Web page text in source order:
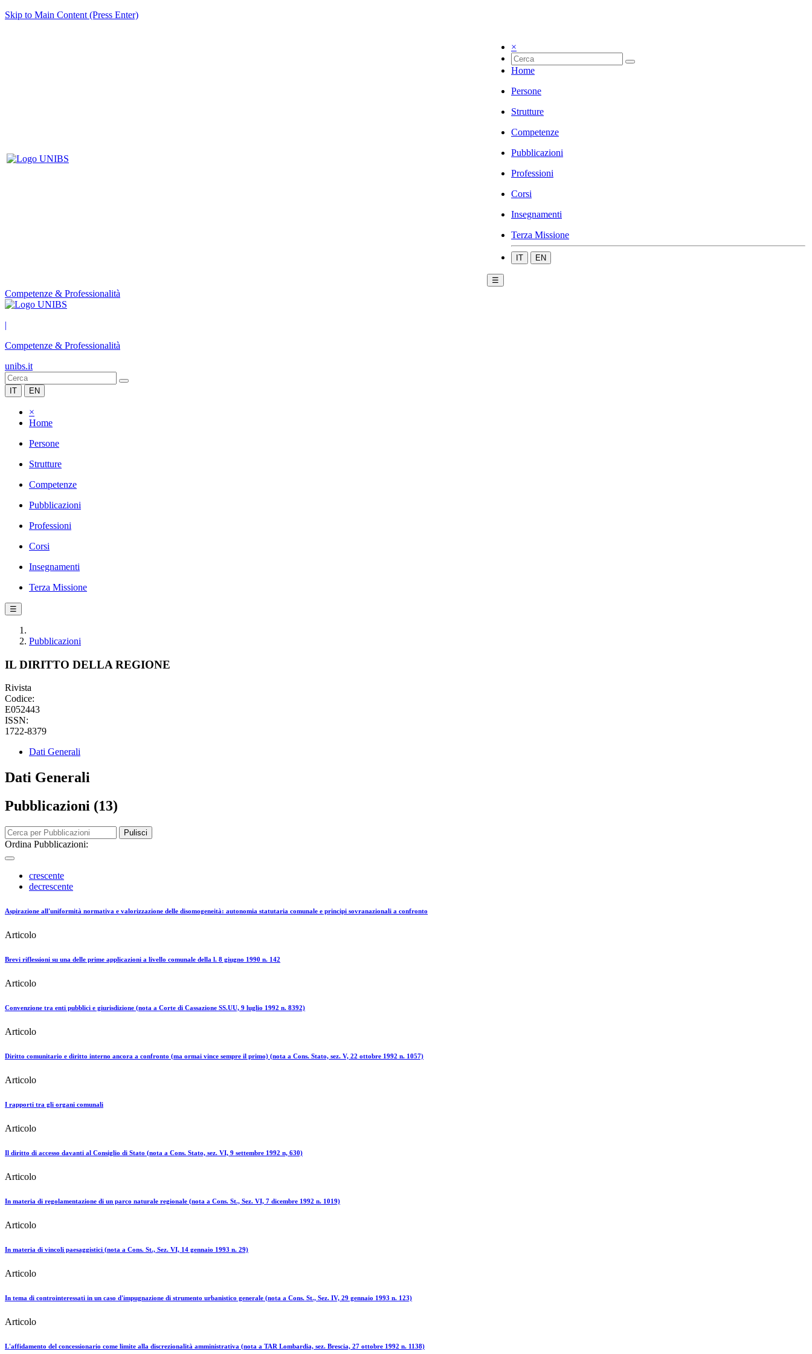
Skip to Main Content (Press Enter)
×
Home
Persone
Strutture
Competenze
Pubblicazioni
Professioni
Corsi
Insegnamenti
Terza Missione
IT EN
☰
Competenze & Professionalità
|
Competenze & Professionalità
unibs.it
IT EN
×
Home
Persone
Strutture
Competenze
Pubblicazioni
Professioni
Corsi
Insegnamenti
Terza Missione
☰
Pubblicazioni
IL DIRITTO DELLA REGIONE
Rivista
Codice:
E052443
ISSN:
1722-8379
Dati Generali
Dati Generali
Pubblicazioni (13)
Pulisci
Ordina Pubblicazioni:
crescente
decrescente
Aspirazione all'uniformità normativa e valorizzazione delle disomogeneità: autonomia statutaria comunale e principi sovranazionali a confronto
Articolo
Brevi riflessioni su una delle prime applicazioni a livello comunale della l. 8 giugno 1990 n. 142
Articolo
Convenzione tra enti pubblici e giurisdizione (nota a Corte di Cassazione SS.UU, 9 luglio 1992 n. 8392)
Articolo
Diritto comunitario e diritto interno ancora a confronto (ma ormai vince sempre il primo) (nota a Cons. Stato, sez. V, 22 ottobre 1992 n. 1057)
Articolo
I rapporti tra gli organi comunali
Articolo
Il diritto di accesso davanti al Consiglio di Stato (nota a Cons. Stato, sez. VI, 9 settembre 1992 n, 630)
Articolo
In materia di regolamentazione di un parco naturale regionale (nota a Cons. St., Sez. VI, 7 dicembre 1992 n. 1019)
Articolo
In materia di vincoli paesaggistici (nota a Cons. St., Sez. VI, 14 gennaio 1993 n. 29)
Articolo
In tema di controinteressati in un caso d'impugnazione di strumento urbanistico generale (nota a Cons. St., Sez. IV, 29 gennaio 1993 n. 123)
Articolo
L'affidamento del concessionario come limite alla discrezionalità amministrativa (nota a TAR Lombardia, sez. Brescia, 27 ottobre 1992 n. 1138)